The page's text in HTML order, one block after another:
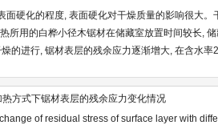
硬化的程度, 表面硬化对干燥质量的影响很大。
所用的白桦小径木锯材在储藏室放置时间较长,
的进行, 锯材表层的残余应力逐渐增大, 在含水率
热方式下锯材表层的残余应力变化情况
of residual stress of surface layer with